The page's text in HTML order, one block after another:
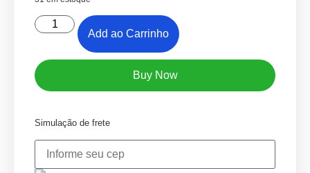
Add ao Carrinho
Buy Now
Simulação de frete